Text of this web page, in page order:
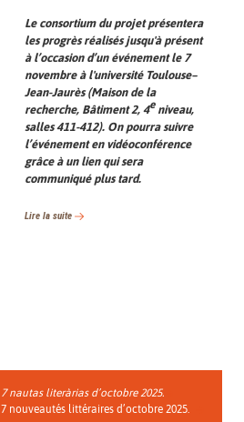
Le consortium du projet présentera
les progrès réalisés jusqu'à présent
à l’occasion d’un événement le 7
novembre à l'université Toulouse–
Jean-Jaurès (Maison de la
recherche, Bâtiment 2, 4eniveau,
salles 411-412). On pourra suivre
l’événement en vidéoconférence
grâce à un lien qui sera
communiqué plus tard.
Lire la suite
7 nautas literàrias d’octobre 2025.
7 nouveautés littéraires d’octobre 2025.